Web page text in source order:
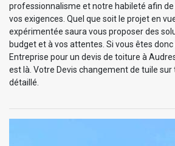
professionnalisme et notre habileté afin
vos exigences. Quel que soit le projet en
expérimentée saura vous proposer des
budget et à vos attentes. Si vous êtes donc
Entreprise pour un devis de toiture à
est là. Votre Devis changement de tuile
détaillé.